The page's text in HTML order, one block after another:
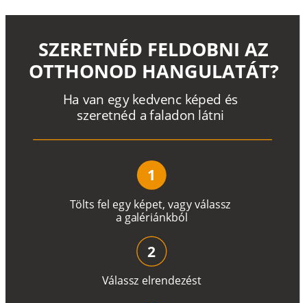
Tölts fel egy képet, vagyválassz
a galériánkból
Ha van egy kedvenc képed és
szeretnéd a faladon látni
SZERETNÉD FELDOBNI AZ
OTTHONOD HANGULATÁT?
1
Válassz elrendezést
2